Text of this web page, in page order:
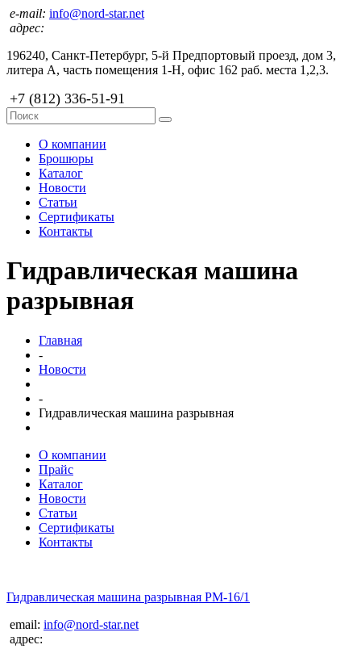
e-mail: info@nord-star.net
адрес:
196240, Санкт-Петербург, 5-й Предпортовый проезд, дом 3,
литера А, часть помещения 1-Н, офис 162 раб. места 1,2,3.
+7 (812) 336-51-91
О компании
Брошюры
Каталог
Новости
Статьи
Сертификаты
Контакты
Гидравлическая машина
разрывная
Главная
-
Новости
-
Гидравлическая машина разрывная
О компании
Прайс
Каталог
Новости
Статьи
Сертификаты
Контакты
Гидравлическая машина разрывная РМ-16/1
email: info@nord-star.net
адрес: